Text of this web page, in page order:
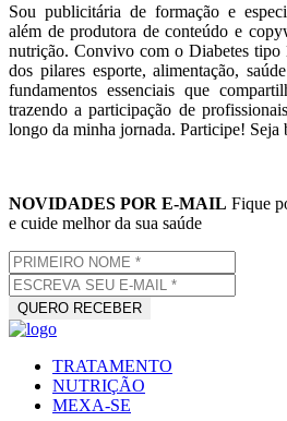
Sou publicitária de formação e
além de produtora de conteúdo e
nutrição. Convivo com o Diabetes tipo
dos pilares esporte, alimentação,
fundamentos essenciais que
trazendo a participação de
longo da minha jornada. Participe! Seja
NOVIDADES POR E-MAIL Fique
e cuide melhor da sua saúde
TRATAMENTO
NUTRIÇÃO
MEXA-SE